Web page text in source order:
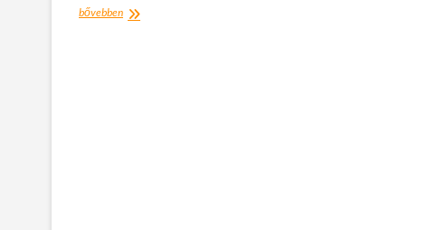
bővebbenÓriásplakát